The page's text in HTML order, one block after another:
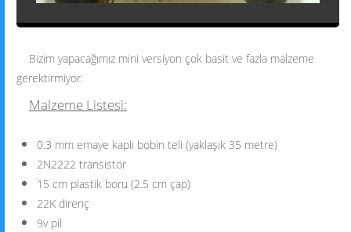
Bizim yapacağımız mini versiyon çok basit ve fazla malzeme
gerektirmiyor.
Malzeme Listesi:
0.3 mm emaye kaplı bobin teli (yaklaşık 35 metre)
2N2222 transistör
15 cm plastik boru (2.5 cm çap)
22K direnç
9v pil